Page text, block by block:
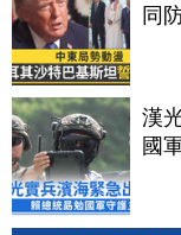
同
漢
國